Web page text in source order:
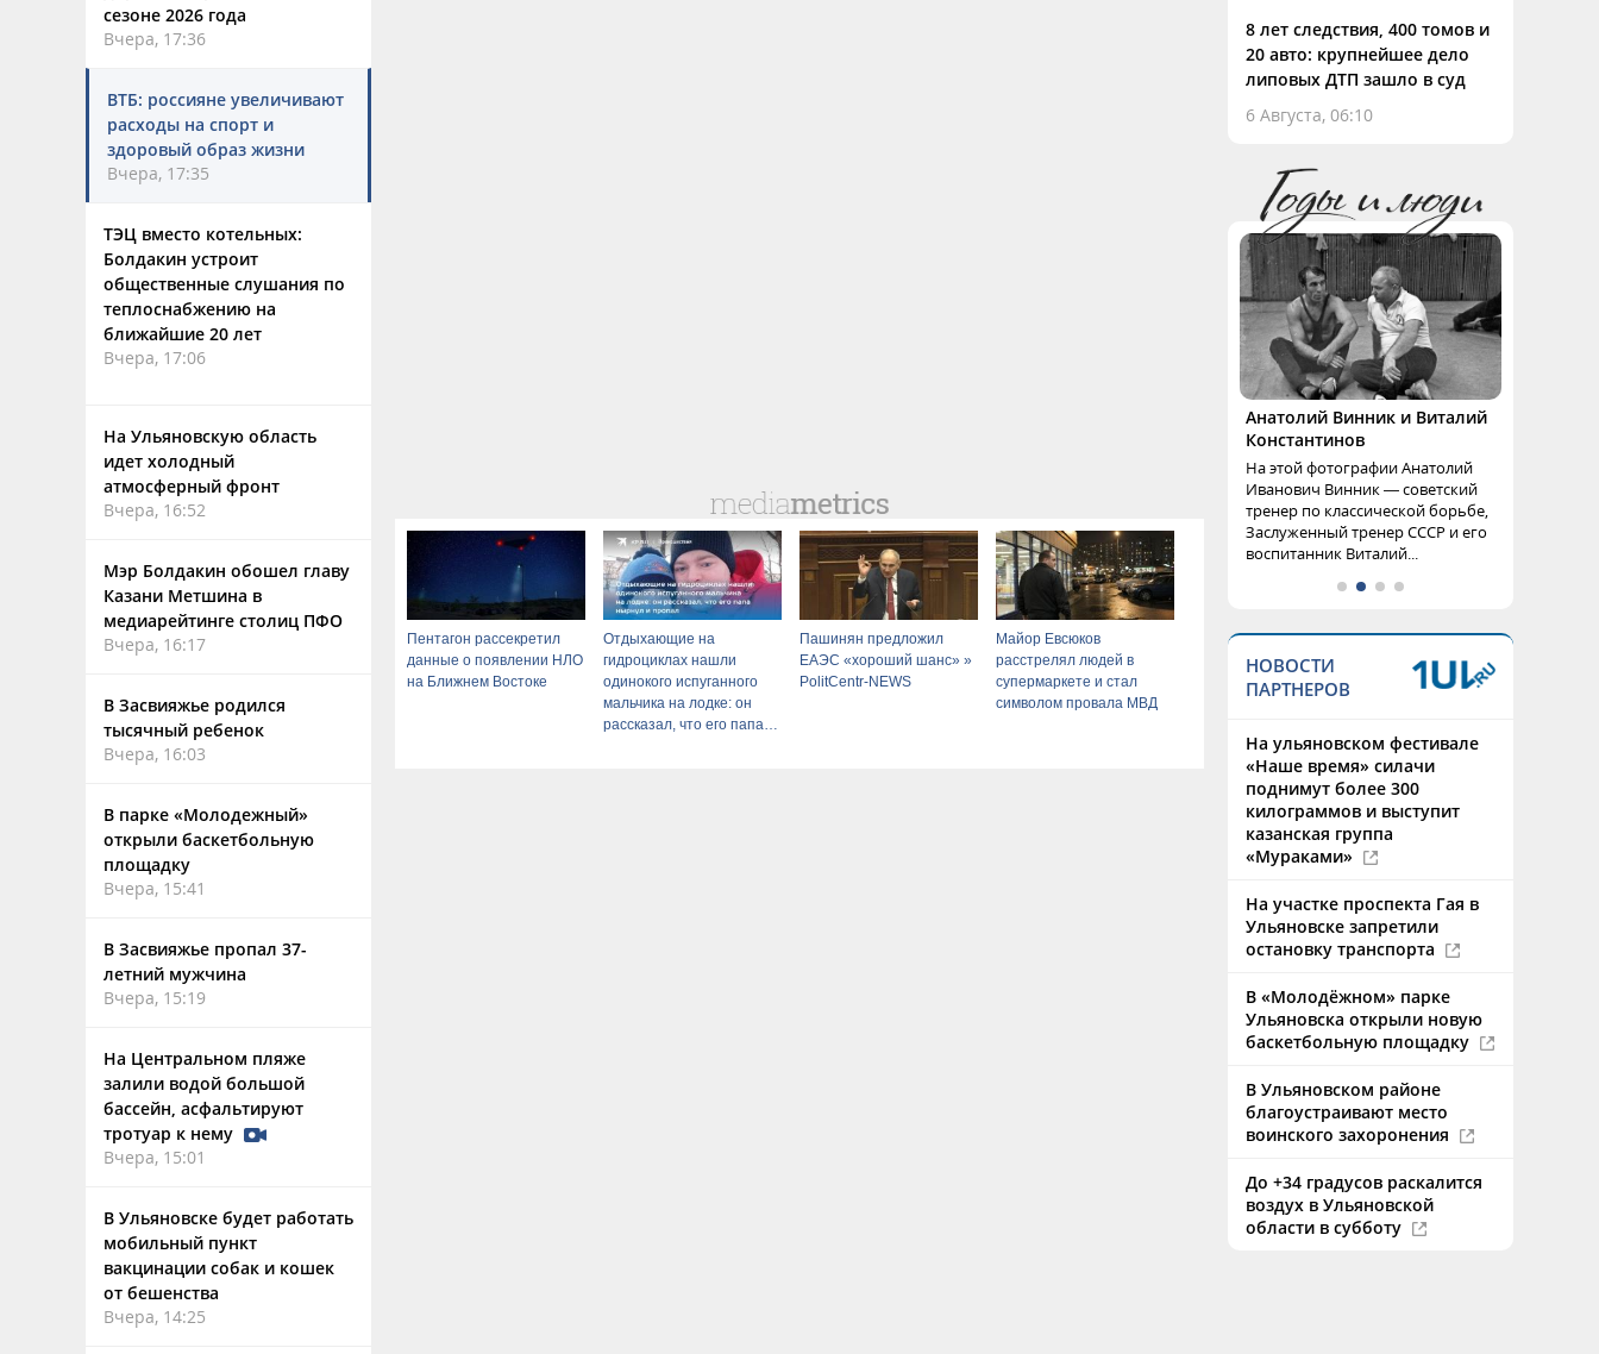
сезоне 2026 года
Вчера, 17:36
ВТБ: россияне увеличивают
расходы на спорт и
здоровый образ жизни
Вчера, 17:35
ТЭЦ вместо котельных:
Болдакин устроит
общественные слушания по
теплоснабжению на
ближайшие 20 лет
Вчера, 17:06
На Ульяновскую область
идет холодный
атмосферный фронт
Вчера, 16:52
Мэр Болдакин обошел главу
Казани Метшина в
медиарейтинге столиц ПФО
Вчера, 16:17
В Засвияжье родился
тысячный ребенок
Вчера, 16:03
В парке «Молодежный»
открыли баскетбольную
площадку
Вчера, 15:41
В Засвияжье пропал 37-
летний мужчина
Вчера, 15:19
На Центральном пляже
залили водой большой
бассейн, асфальтируют
тротуар к нему
Вчера, 15:01
В Ульяновске будет работать
мобильный пункт
вакцинации собак и кошек
от бешенства
Вчера, 14:25
Пентагон рассекретил
данные о появлении НЛО
на Ближнем Востоке
Отдыхающие на
гидроциклах нашли
одинокого испуганного
мальчика на лодке: он
рассказал, что его папа
Пашинян предложил
ЕАЭС «хороший шанс» »
PolitCentr-NEWS
Майор Евсюков
расстрелял людей в
супермаркете и стал
символом провала МВД
8 лет следствия, 400 томов и
20 авто: крупнейшее дело
липовых ДТП зашло в суд
6 Августа, 06:10
Анатолий Винник и Виталий
Константинов
На этой фотографии Анатолий
Иванович Винник — советский
тренер по классической борьбе,
Заслуженный тренер СССР и его
воспитанник Виталий...
НОВОСТИ
ПАРТНЕРОВ
На ульяновском фестивале
«Наше время» силачи
поднимут более 300
килограммов и выступит
казанская группа
«Мураками»
На участке проспекта Гая в
Ульяновске запретили
остановку транспорта
В «Молодёжном» парке
Ульяновска открыли новую
баскетбольную площадку
В Ульяновском районе
благоустраивают место
воинского захоронения
До +34 градусов раскалится
воздух в Ульяновской
области в субботу